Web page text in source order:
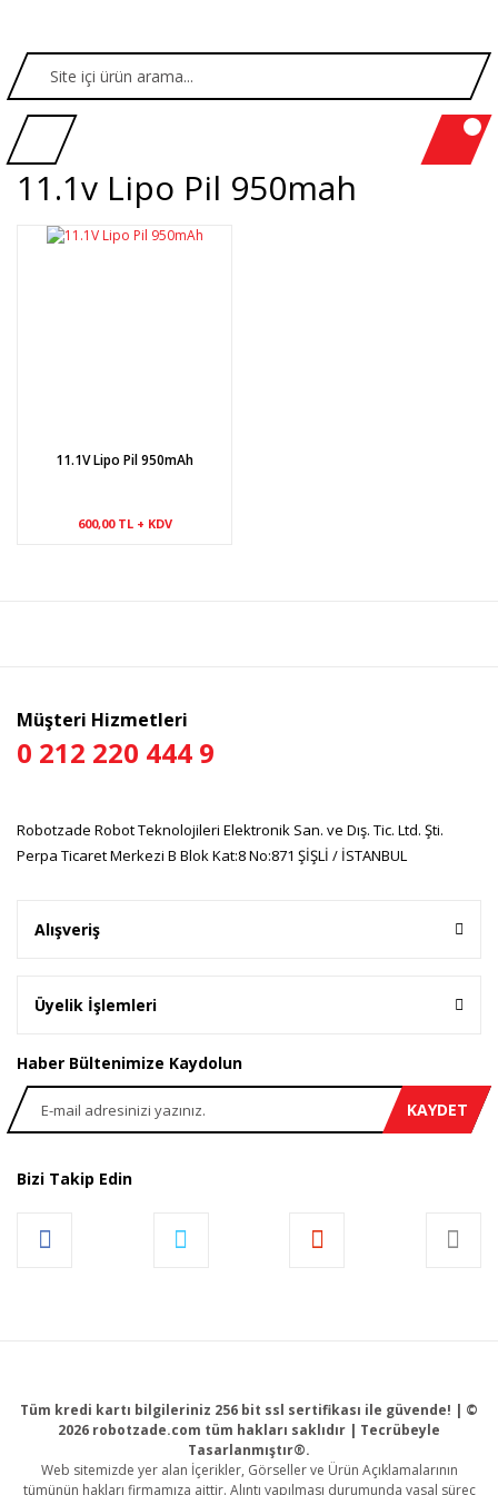
11.1v Lipo Pil 950mah
11.1V Lipo Pil 950mAh
600,00 TL + KDV
Müşteri Hizmetleri
0 212 220 444 9
Robotzade Robot Teknolojileri Elektronik San. ve Dış. Tic. Ltd. Şti.
Perpa Ticaret Merkezi B Blok Kat:8 No:871 ŞİŞLİ / İSTANBUL
Alışveriş
Üyelik İşlemleri
Haber Bültenimize Kaydolun
KAYDET
Bizi Takip Edin
Tüm kredi kartı bilgileriniz 256 bit ssl sertifikası ile güvende! | ©
2026 robotzade.com tüm hakları saklıdır | Tecrübeyle
Tasarlanmıştır®.
Web sitemizde yer alan İçerikler, Görseller ve Ürün Açıklamalarının
tümünün hakları firmamıza aittir. Alıntı yapılması durumunda yasal süreç